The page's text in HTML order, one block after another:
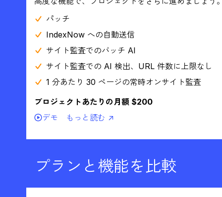
パッチ
IndexNow への自動送信
サイト監査でのバッチ AI
サイト監査での AI 検出、URL 件数に上限なし
1 分あたり 30 ページの常時オンサイト監査
プロジェクトあたりの月額 $200
デモ
もっと読む ↗
プランと機能を比較